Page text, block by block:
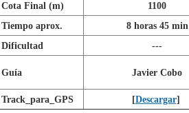
Cota Final (m)
1100
Tiempo aprox.
8 horas 45 min
Dificultad
---
Guía Javier Cobo
Track_para_GPS
[Descargar]